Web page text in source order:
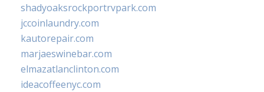
shadyoaksrockportrvpark.com
jccoinlaundry.com
kautorepair.com
marjaeswinebar.com
elmazatlanclinton.com
ideacoffeenyc.com